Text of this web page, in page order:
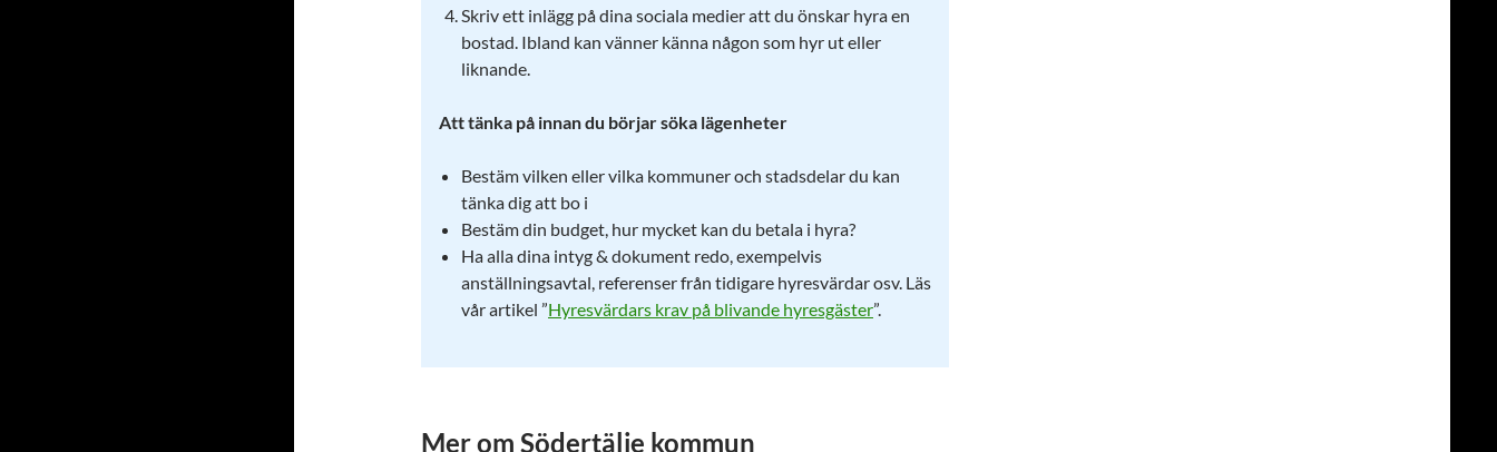
Skriv ett inlägg på dina sociala medier att du önskar hyra en
bostad. Ibland kan vänner känna någon som hyr ut eller
liknande.
Att tänka på innan du börjar söka lägenheter
Bestäm vilken eller vilka kommuner och stadsdelar du kan
tänka dig att bo i
Bestäm din budget, hur mycket kan du betala i hyra?
Ha alla dina intyg & dokument redo, exempelvis
anställningsavtal, referenser från tidigare hyresvärdar osv. Läs
vår artikel ”Hyresvärdars krav på blivande hyresgäster”.
Mer om Södertälje kommun